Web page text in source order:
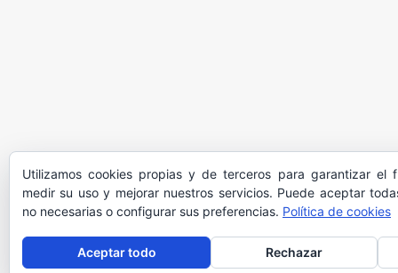
Utilizamos cookies propias y de terceros para garantizar el
medir su uso y mejorar nuestros servicios. Puede aceptar
no necesarias o configurar sus preferencias. Política de cookies
Aceptar todo Rechazar